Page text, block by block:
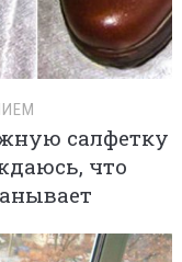
салфетку
что